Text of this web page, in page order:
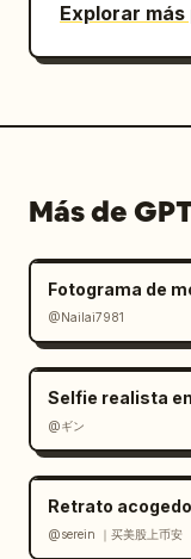
Explorar
Más de
@Nailai7981
Selfie realista
@ギン
Retrato
@serein ｜买美股上币安